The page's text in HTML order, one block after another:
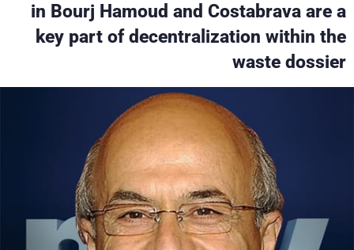
in Bourj Hamoud and Costabrava are a
key part of decentralization within the
waste dossier
سياسة ناس
منوعات رياضة
جدول البرامج
شاهد البرامج